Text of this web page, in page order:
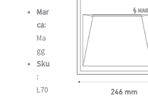
Mar
ca:
Ma
gg
Sku
:
L70